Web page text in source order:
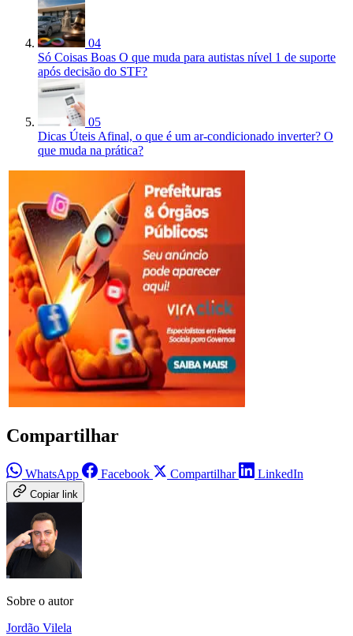
04
Só Coisas Boas O que muda para autistas nível 1 de suporte
após decisão do STF?
05
Dicas Úteis Afinal, o que é um ar-condicionado inverter? O
que muda na prática?
Compartilhar
WhatsApp Facebook Compartilhar LinkedIn
Copiar link
Sobre o autor
Jordão Vilela